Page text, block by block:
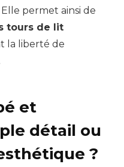
permet ainsi de
tours de lit
la liberté de
et
détail ou
?